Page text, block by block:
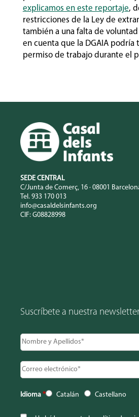
explicamos en este reportaje,
restricciones de la Ley de
también a una falta de
en cuenta que la DGAIA podría
permiso de trabajo durante el
SEDE CENTRAL
C/Junta de Comerç, 16 · 08001
Tel. 933 170 013
info@casaldelsinfants.org
CIF: G08828998
Suscríbete a nuestra
Idioma * Catalán Castellano